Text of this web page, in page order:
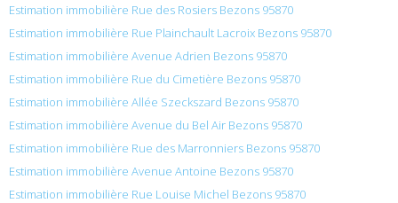
Estimation immobilière Rue des Rosiers Bezons 95870
Estimation immobilière Rue Plainchault Lacroix Bezons 95870
Estimation immobilière Avenue Adrien Bezons 95870
Estimation immobilière Rue du Cimetière Bezons 95870
Estimation immobilière Allée Szeckszard Bezons 95870
Estimation immobilière Avenue du Bel Air Bezons 95870
Estimation immobilière Rue des Marronniers Bezons 95870
Estimation immobilière Avenue Antoine Bezons 95870
Estimation immobilière Rue Louise Michel Bezons 95870